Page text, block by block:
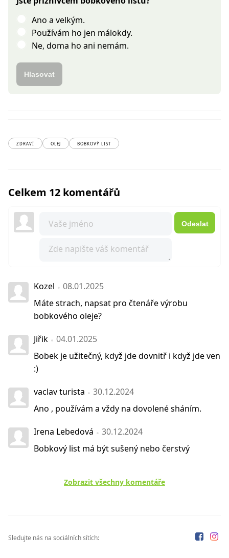
Ano a velkým.
Používám ho jen málokdy.
Ne, doma ho ani nemám.
Hlasovat
ZDRAVÍ OLEJ BOBKOVÝ LIST
Celkem 12 komentářů
Odeslat
Kozel
08.01.2025
Máte strach, napsat pro čtenáře výrobu
bobkového oleje?
Jiřik
04.01.2025
Bobek je užitečný, když jde dovnitř i když jde ven
:)
vaclav turista
30.12.2024
Ano , používám a vždy na dovolené sháním.
Irena Lebedová
30.12.2024
Bobkový list má být sušený nebo čerstvý
Zobrazit všechny komentáře
Sledujte nás na sociálních sítích: